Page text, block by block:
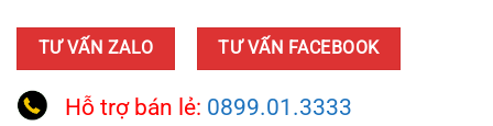
TƯ VẤN ZALO TƯ VẤN FACEBOOK
Hỗ trợ bán lẻ: 0899.01.3333